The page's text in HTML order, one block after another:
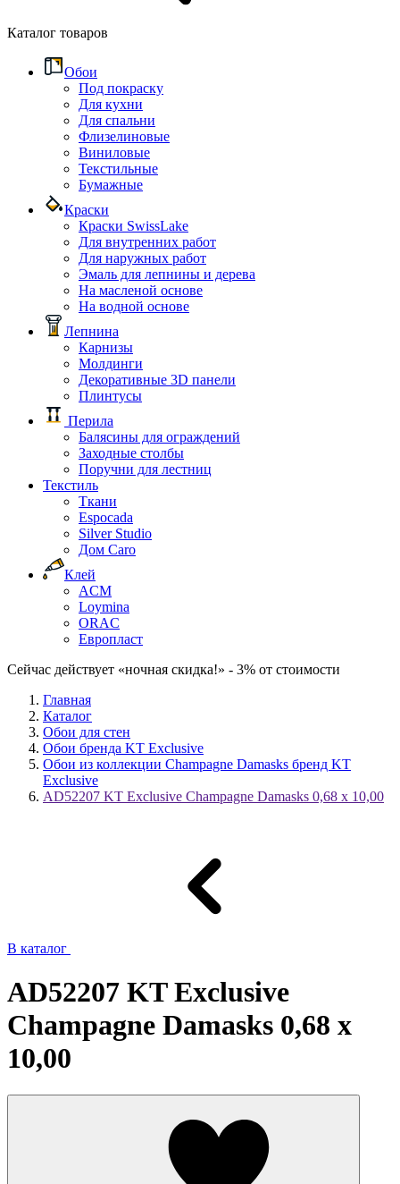
Каталог товаров
Обои
Под покраску
Для кухни
Для спальни
Флизелиновые
Виниловые
Текстильные
Бумажные
Краски
Краски SwissLake
Для внутренних работ
Для наружных работ
Эмаль для лепнины и дерева
На масленой основе
На водной основе
Лепнина
Карнизы
Молдинги
Декоративные 3D панели
Плинтусы
Перила
Балясины для ограждений
Заходные столбы
Поручни для лестниц
Текстиль
Ткани
Espocada
Silver Studio
Дом Caro
Клей
ACM
Loymina
ORAC
Европласт
Сейчас действует «ночная скидка!» - 3% от стоимости
Главная
Каталог
Обои для стен
Обои бренда KT Exclusive
Обои из коллекции Champagne Damasks бренд KT
Exclusive
AD52207 KT Exclusive Champagne Damasks 0,68 x 10,00
В каталог
AD52207 KT Exclusive
Champagne Damasks 0,68 x
10,00